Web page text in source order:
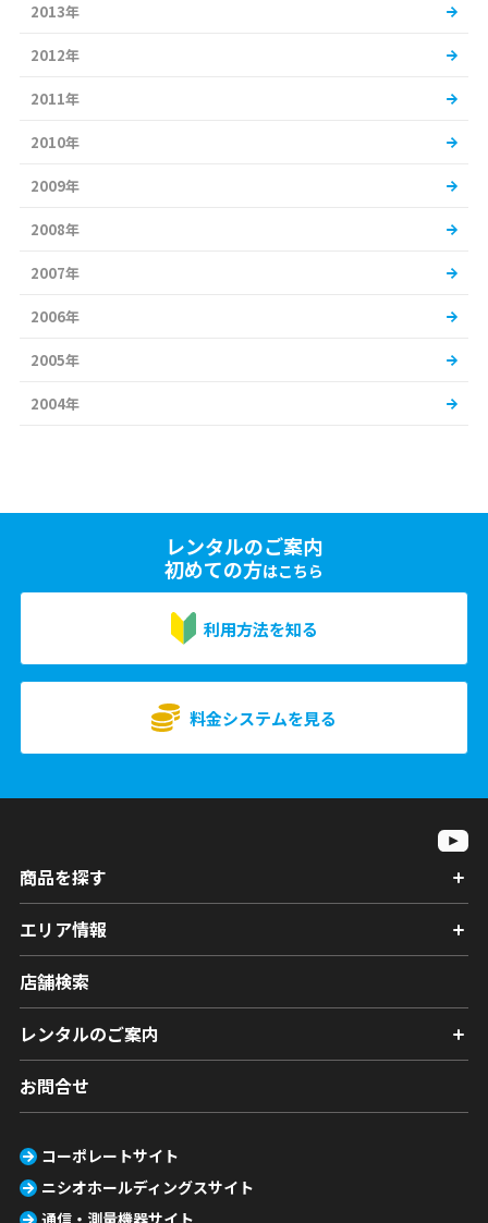
2013年
2012年
2011年
2010年
2009年
2008年
2007年
2006年
2005年
2004年
レンタルのご案内
初めての方はこちら
利用方法を知る
料金システムを見る
商品を探す
エリア情報
店舗検索
レンタルのご案内
お問合せ
コーポレートサイト
ニシオホールディングスサイト
通信・測量機器サイト